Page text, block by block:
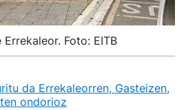
Foto: EITB
da Errekaleorren, Gasteizen,
ondorioz